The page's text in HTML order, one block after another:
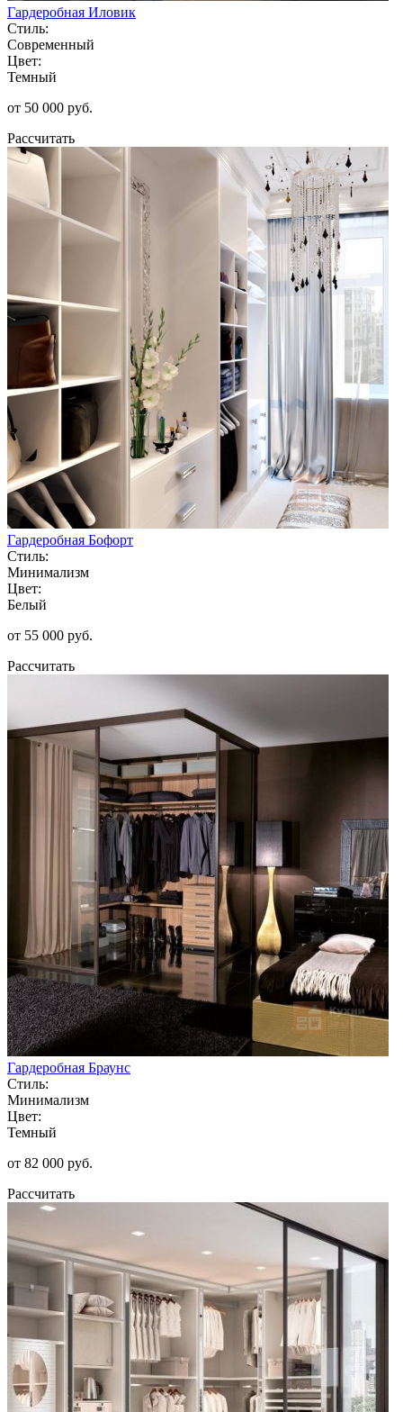
Гардеробная Иловик
Стиль:
Современный
Цвет:
Темный
от 50 000 руб.
Рассчитать
Гардеробная Бофорт
Стиль:
Минимализм
Цвет:
Белый
от 55 000 руб.
Рассчитать
Гардеробная Браунс
Стиль:
Минимализм
Цвет:
Темный
от 82 000 руб.
Рассчитать